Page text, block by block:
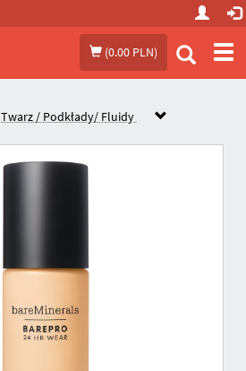
(0.00 PLN)
Twarz / Podkłady/ Fluidy